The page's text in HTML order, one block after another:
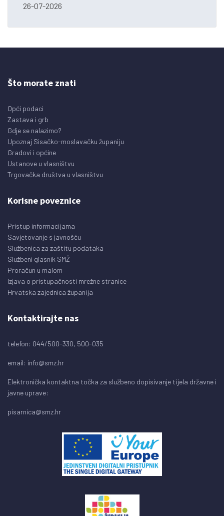
26-07-2026
Što morate znati
Opći podaci
Zastava i grb
Gdje se nalazimo?
Upoznaj Sisačko-moslavačku županiju
Gradovi i općine
Ustanove u vlasništvu
Trgovačka društva u vlasništvu
Korisne poveznice
Pristup informacijama
Savjetovanje s javnošću
Službenica za zaštitu podataka
Službeni glasnik SMŽ
Proračun u malom
Izjava o pristupačnosti mrežne stranice
Hrvatska zajednica županija
Kontaktirajte nas
telefon: 044/500-330, 500-035
email: info@smz.hr
Elektronička kontaktna točka za službeno dopisivanje tijela državne i
javne uprave:
pisarnica@smz.hr